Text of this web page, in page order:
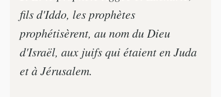
fils d'Iddo, les prophètes
prophétisèrent, au nom du Dieu
d'Israël, aux juifs qui étaient en Juda
et à Jérusalem.